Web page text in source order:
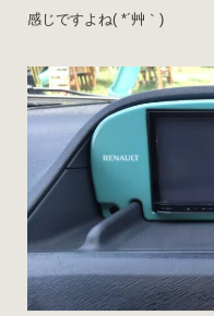
感じですよね( *´艸｀)